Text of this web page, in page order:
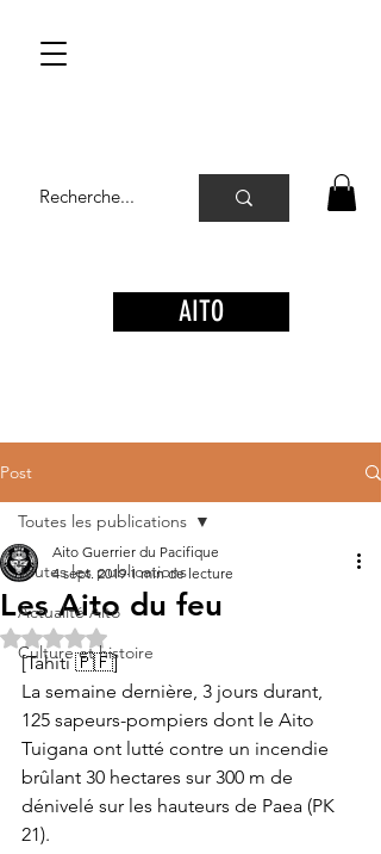
AITO
Post
Toutes les publications
Actualité Aito
Culture et histoire
Toutes les publications
Les Aito du feu
Aito Guerrier du Pacifique
4 sept. 2019 1 min de lecture
Noté NaN étoiles sur 5.
[Tahiti 🇵🇫]
La semaine dernière, 3 jours durant,
125 sapeurs-pompiers dont le Aito
Tuigana ont lutté contre un incendie
brûlant 30 hectares sur 300 m de
dénivelé sur les hauteurs de Paea (PK
21).